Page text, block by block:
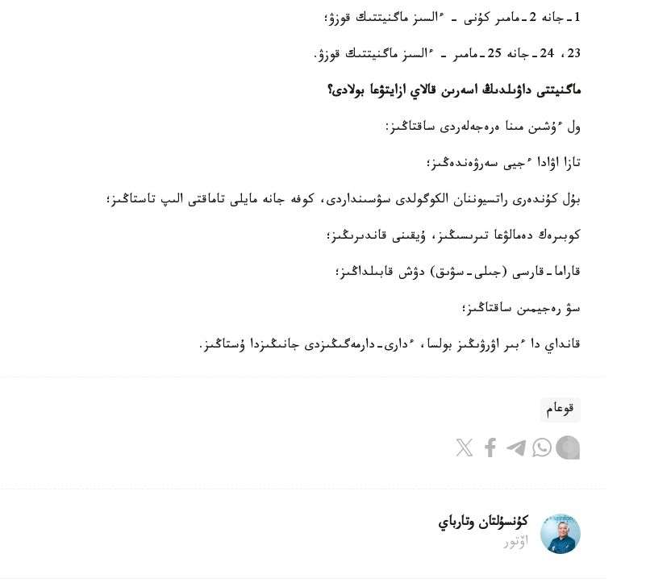
1-جانە 2-مامىر كۇنى - ءالسىز ماگنيتتىك قوزۋ؛
23، 24-جانە 25-مامىر - ءالسىز ماگنيتتىك قوزۋ.
ماگنيتتى داۋىلدىڭ اسەرىن قالاي ازايتۋعا بولادى؟
ول ءۇشىن مىنا ەرەجەلەردى ساقتاڭىز:
تازا اۋادا ءجيى سەرۋەندەڭىز؛
بۇل كۇندەرى راتسيوننان الكوگولدى سۋسىنداردى، كوفە جانە مايلى تاماقتى الىپ تاستاڭىز؛
كوبىرەك دەمالۋعا تىرىسىڭىز، ۇيقىنى قاندىرىڭىز؛
قاراما-قارسى (جىلى-سۋىق) دۋش قابىلداڭىز؛
سۋ رەجيمىن ساقتاڭىز؛
قانداي دا ءبىر اۋرۋىڭىز بولسا، ءدارى-دارمەگىڭىزدى جانىڭىزدا ۇستاڭىز.
قوعام
كۇنسۇلتان وتارباي
اۆتور